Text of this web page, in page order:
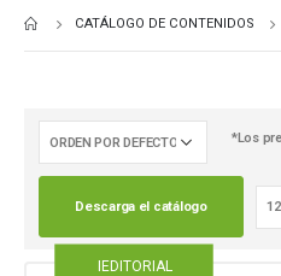
CATÁLOGO DE CONTENIDOS
*Los
Descarga el catálogo
IEDITORIAL